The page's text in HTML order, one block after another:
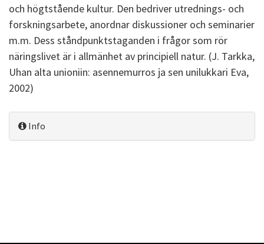
och högtstående kultur. Den bedriver utrednings- och
forskningsarbete, anordnar diskussioner och seminarier
m.m. Dess ståndpunktstaganden i frågor som rör
näringslivet är i allmänhet av principiell natur. (J. Tarkka,
Uhan alta unioniin: asennemurros ja sen unilukkari Eva,
2002)
Info